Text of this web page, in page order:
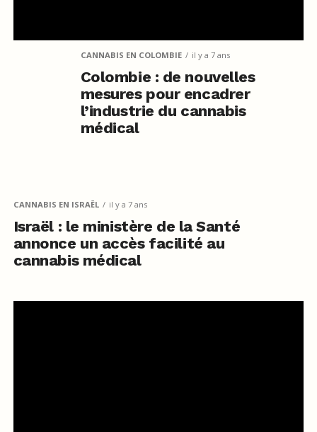
CANNABIS EN COLOMBIE il y a 7 ans
Colombie : de nouvelles
mesures pour encadrer
l’industrie du cannabis
médical
CANNABIS EN ISRAËL il y a 7 ans
Israël : le ministère de la Santé
annonce un accès facilité au
cannabis médical